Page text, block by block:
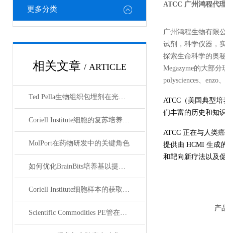
更多分类
相关文章 / ARTICLE
Ted Pella生物组织包埋剂在光镜与电镜联用技术中的应用
Coriell Institute细胞的复苏培养与质量控制规范
MolPort在药物研发中的关键角色
如何优化BrainBits培养基以提高实验效果？
Coriell Institute细胞样本的获取与应用指南
Scientific Commodities PE管在环保实验中的作用
ATCC 广州鸿程代
广州鸿程生物有限
试剂，科学仪器，
探索生命科学的奥
Megazyme的大部
polysciences、enzo
ATCC（美国典型
们丰富的历史和知
ATCC 正在与人类
提供由 HCMI 生成
和靶向新疗法以及
产